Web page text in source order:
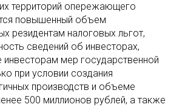
территорий опережающего
повышенный объем
резидентам налоговых льгот,
сведений об инвесторах,
инвесторам мер государственной
при условии создания
производств и объеме
500 миллионов рублей, а также